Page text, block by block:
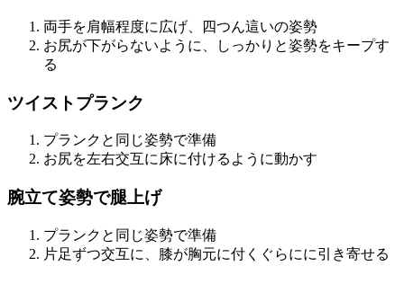
両手を肩幅程度に広げ、四つん這いの姿勢
お尻が下がらないように、しっかりと姿勢をキープす
る
ツイストプランク
プランクと同じ姿勢で準備
お尻を左右交互に床に付けるように動かす
腕立て姿勢で腿上げ
プランクと同じ姿勢で準備
片足ずつ交互に、膝が胸元に付くぐらにに引き寄せる